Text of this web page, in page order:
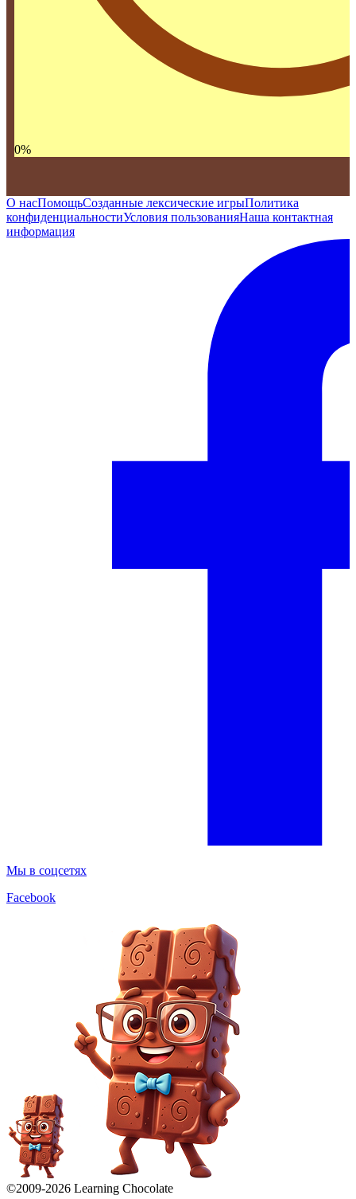
0%
О насПомощьСозданные лексические игрыПолитика
конфиденциальностиУсловия пользованияНаша контактная
информация
Мы в соцсетях
Facebook
©2009-2026 Learning Chocolate